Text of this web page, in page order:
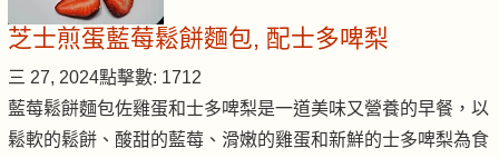
芝士煎蛋藍莓鬆餅麵包, 配士多啤梨
三 27, 2024點擊數: 1712
藍莓鬆餅麵包佐雞蛋和士多啤梨是一道美味又營養的早餐，以
鬆軟的鬆餅、酸甜的藍莓、滑嫩的雞蛋和新鮮的士多啤梨為食